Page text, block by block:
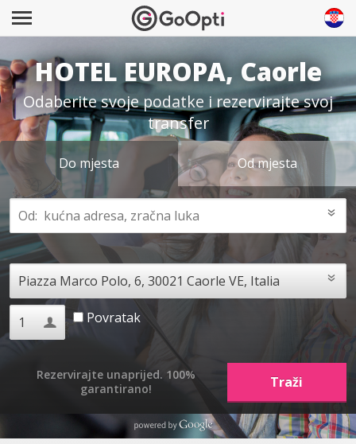
HOTEL EUROPA, Caorle
Odaberite svoje podatke i rezervirajte svoj
transfer
Do mjesta Od mjesta
Povratak
Rezervirajte unaprijed. 100%
garantirano!